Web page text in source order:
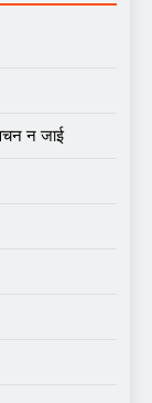
न जाई